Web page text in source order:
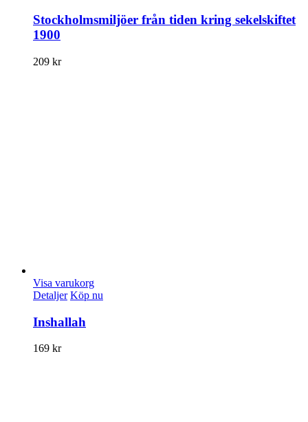
Stockholmsmiljöer från tiden kring sekelskiftet
1900
209 kr
Visa varukorg
Detaljer Köp nu
Inshallah
169 kr